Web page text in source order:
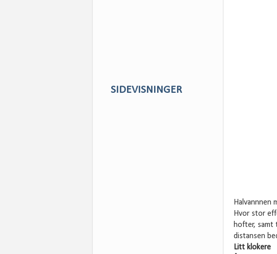
Halvannnen
Hvor stor
hofter, samt
distansen
Litt klokere
SIDEVISNINGER